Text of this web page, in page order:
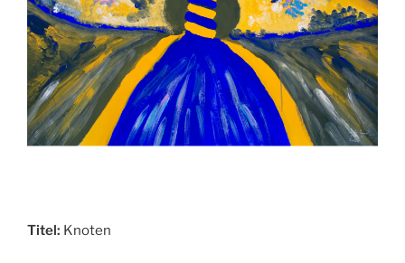
Titel: Knoten